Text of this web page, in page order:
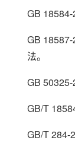
GB
GB
法。
GB
GB/T
GB/T 284-